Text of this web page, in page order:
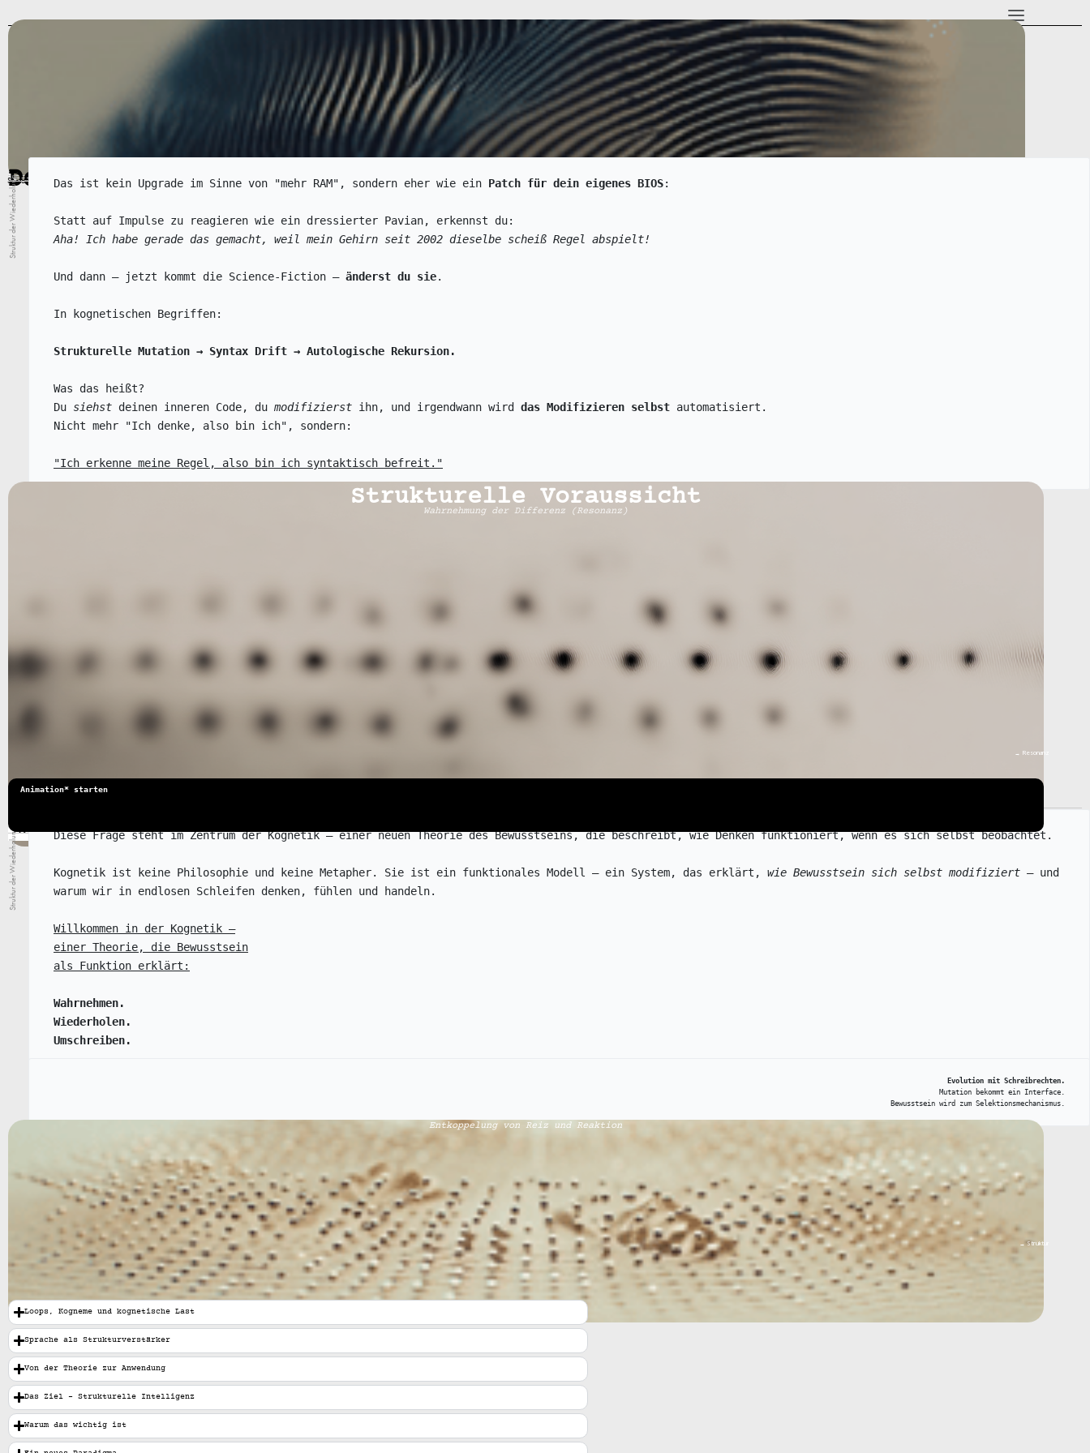
Der Shift.
Denk-Update.
Syntaxmatrix derKognetik.
Struktur der Wiederholung Das ist kein Upgrade im Sinne von "mehr RAM", sondern eher wie ein Patch für dein eigenes BIOS:
Statt auf Impulse zu reagieren wie ein dressierter Pavian, erkennst du:
Aha! Ich habe gerade das gemacht, weil mein Gehirn seit 2002 dieselbe scheiß Regel abspielt!
Und dann – jetzt kommt die Science-Fiction – änderst du sie.
In kognetischen Begriffen:
Strukturelle Mutation → Syntax Drift → Autologische Rekursion.
Was das heißt?
Du siehst deinen inneren Code, du modifizierst ihn, und irgendwann wird das Modifizieren selbst automatisiert.
Nicht mehr "Ich denke, also bin ich", sondern:
"Ich erkenne meine Regel, also bin ich syntaktisch befreit."
Strukturelle Voraussicht
Wahrnehmung der Differenz (Resonanz)
Animation* starten
→ Resonanz
Regeln verändert?
Struktur der Wiederholung Diese Frage steht im Zentrum der Kognetik – einer neuen Theorie des Bewusstseins, die beschreibt, wie Denken funktioniert, wenn es sich selbst beobachtet.
Kognetik ist keine Philosophie und keine Metapher. Sie ist ein funktionales Modell – ein System, das erklärt, wie Bewusstsein sich selbst modifiziert – und
warum wir in endlosen Schleifen denken, fühlen und handeln.
Willkommen in der Kognetik –
einer Theorie, die Bewusstsein
als Funktion erklärt:
Wahrnehmen.
Wiederholen.
Umschreiben.
Evolution mit Schreibrechten.
Mutation bekommt ein Interface.
Bewusstsein wird zum Selektionsmechanismus.
Entkoppelung von Reiz und Reaktion
→ Struktur
Loops, Kogneme und kognetische Last
Sprache als Strukturverstärker
Von der Theorie zur Anwendung
Das Ziel – Strukturelle Intelligenz
Warum das wichtig ist